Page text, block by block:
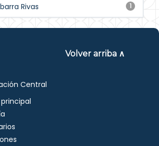
1
Rivas
Volver arriba ∧
Central